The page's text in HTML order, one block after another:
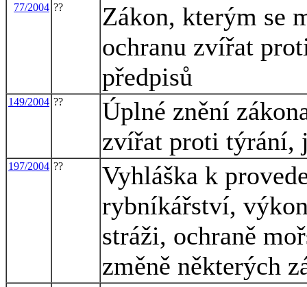
77/2004 ??
Zákon, kterým se
ochranu zvířat
předpisů
149/2004 ??
Úplné znění
zvířat proti týrání,
197/2004 ??
Vyhláška k
rybníkářství,
stráži, ochraně
změně některých